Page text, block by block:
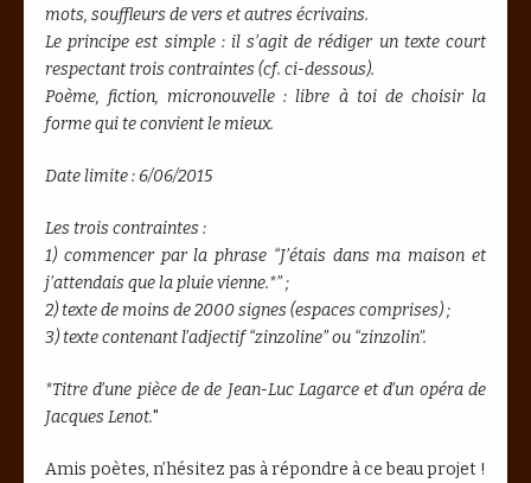
mots, souffleurs de vers et autres écrivains.
Le principe est simple : il s’agit de rédiger un texte court
respectant trois contraintes (cf. ci-dessous).
Poème, fiction, micronouvelle : libre à toi de choisir la
forme qui te convient le mieux.
Date limite : 6/06/2015
Les trois contraintes :
1) commencer par la phrase “J’étais dans ma maison et
j’attendais que la pluie vienne.*” ;
2) texte de moins de 2000 signes (espaces comprises) ;
3) texte contenant l’adjectif “zinzoline” ou “zinzolin”.
*Titre d’une pièce de de Jean-Luc Lagarce et d’un opéra de
Jacques Lenot."
Amis poètes, n’hésitez pas à répondre à ce beau projet !